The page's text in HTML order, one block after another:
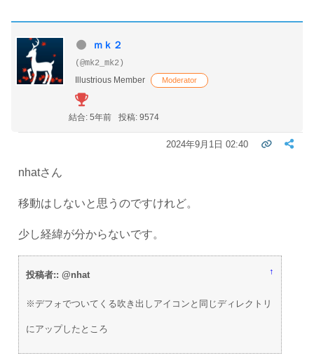
ｍｋ２
(@mk2_mk2)
Illustrious Member
Moderator
結合: 5年前 投稿: 9574
2024年9月1日 02:40
nhatさん
移動はしないと思うのですけれど。
少し経緯が分からないです。
投稿者:: @nhat ↑
※デフォでついてくる吹き出しアイコンと同じディレクトリ
にアップしたところ